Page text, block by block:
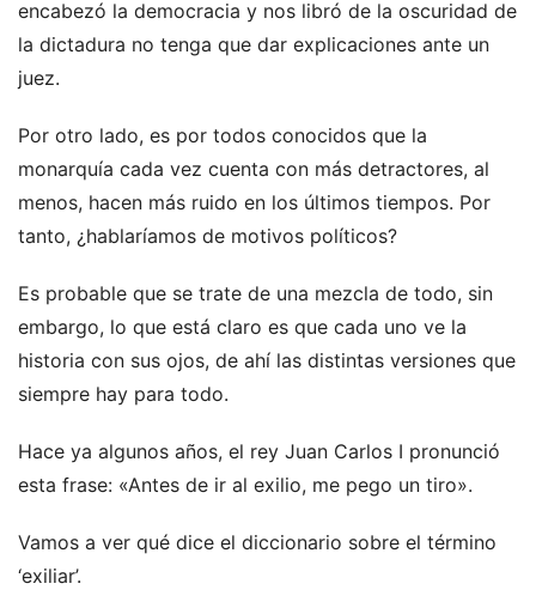
encabezó la democracia y nos libró de la oscuridad de
la dictadura no tenga que dar explicaciones ante un
juez.
Por otro lado, es por todos conocidos que la
monarquía cada vez cuenta con más detractores, al
menos, hacen más ruido en los últimos tiempos. Por
tanto, ¿hablaríamos de motivos políticos?
Es probable que se trate de una mezcla de todo, sin
embargo, lo que está claro es que cada uno ve la
historia con sus ojos, de ahí las distintas versiones que
siempre hay para todo.
Hace ya algunos años, el rey Juan Carlos I pronunció
esta frase: «Antes de ir al exilio, me pego un tiro».
Vamos a ver qué dice el diccionario sobre el término
‘exiliar’.